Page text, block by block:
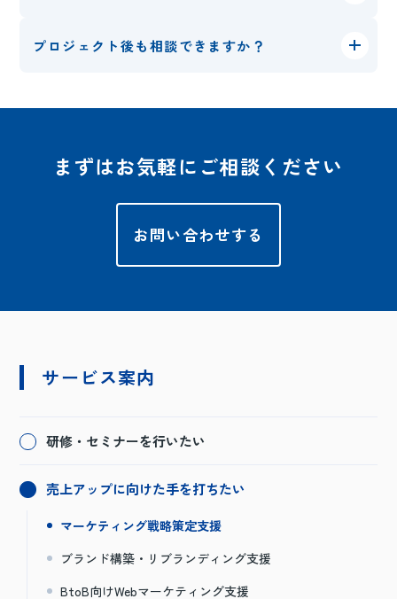
プロジェクト後も相談できますか？
まずはお気軽にご相談ください
お問い合わせする
サービス案内
研修・セミナーを行いたい
売上アップに向けた手を打ちたい
マーケティング戦略策定支援
ブランド構築・リブランディング支援
BtoB向けWebマーケティング支援